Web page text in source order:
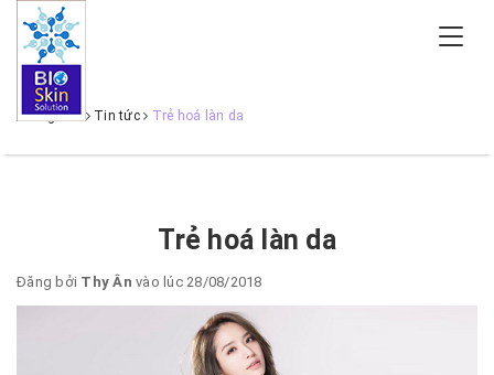
Trang chủ Tin tức Trẻ hoá làn da
Trẻ hoá làn da
Đăng bởi Thy Ân vào lúc 28/08/2018